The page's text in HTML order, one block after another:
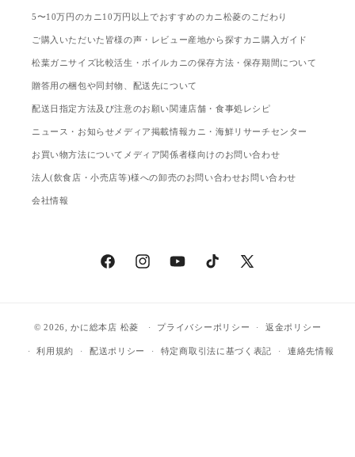
5〜10万円のカニ10万円以上でおすすめのカニ松菱のこだわり
ご購入いただいた皆様の声・レビュー産地から探すカニ購入ガイド
松葉ガニサイズ比較活生・ボイルカニの保存方法・保存期間について
贈答用の梱包や同封物、配送先について
配送日指定方法及び注意のお願い関連店舗・食事処レシピ
ニュース・お知らせメディア掲載情報カニ・海鮮リサーチセンター
お買い物方法について メディア関係者様向けのお問い合わせ
法人(飲食店・小売店等)様への卸売のお問い合わせお問い合わせ
会社情報
FacebookInstagramYouTubeTikTok
X
© 2026,かに総本店 松菱 プライバシーポリシー 返金ポリシー
利用規約 配送ポリシー 特定商取引法に基づく表記 連絡先情報